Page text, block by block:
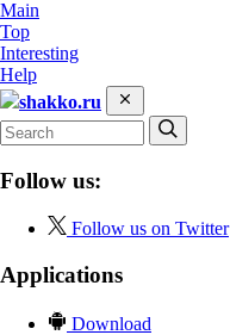
Main
Top
Interesting
Help
shakko.ru
Follow us:
Follow us on Twitter
Applications
Download